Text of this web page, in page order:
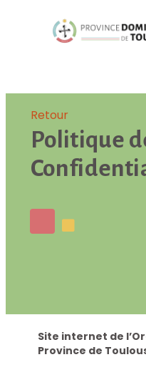
Retour
Politique
Site internet de
Province de